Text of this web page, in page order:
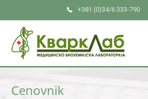
+381 (0)34/6 333-790
Cenovnik